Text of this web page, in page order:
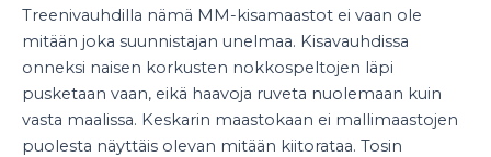
Treenivauhdilla nämä MM-kisamaastot ei vaan ole
mitään joka suunnistajan unelmaa. Kisavauhdissa
onneksi naisen korkusten nokkospeltojen läpi
pusketaan vaan, eikä haavoja ruveta nuolemaan kuin
vasta maalissa. Keskarin maastokaan ei mallimaastojen
puolesta näyttäis olevan mitään kiitorataa. Tosin